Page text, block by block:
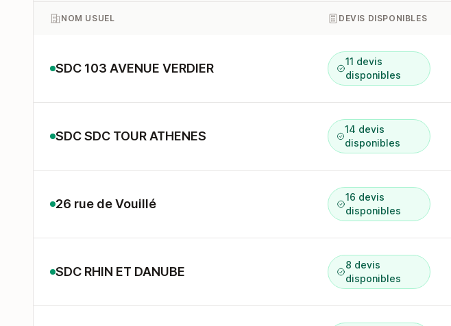
NOM USUEL DEVIS DISPONIBLES
SDC 103 AVENUE VERDIER
11 devis
disponibles
SDC SDC TOUR ATHENES
14 devis
disponibles
26 rue de Vouillé
16 devis
disponibles
SDC RHIN ET DANUBE
8 devis
disponibles